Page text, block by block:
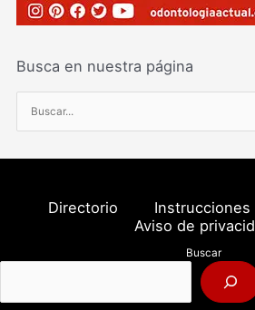
Busca en nuestra página
u
s
o
:
Directorio
Aviso de
Buscar